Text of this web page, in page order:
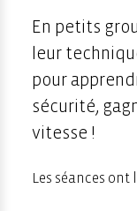
En petits
leur
pour
sécurité,
vitesse !
Les séances